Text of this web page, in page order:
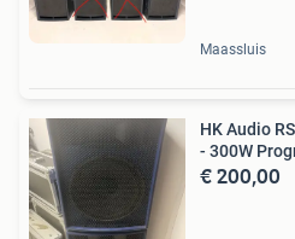
Maassluis
HK Audio
- 300W
€ 200,00